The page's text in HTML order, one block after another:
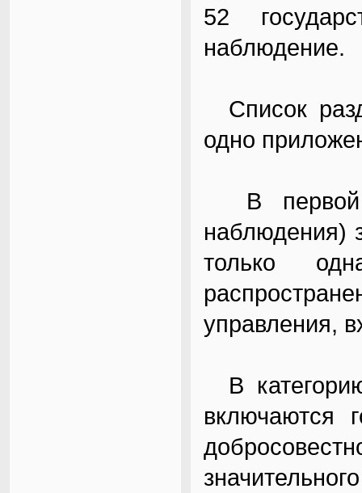
52
наблюдение.
Список
одно
В первой
наблюдения)
только
управления,
В
включаются